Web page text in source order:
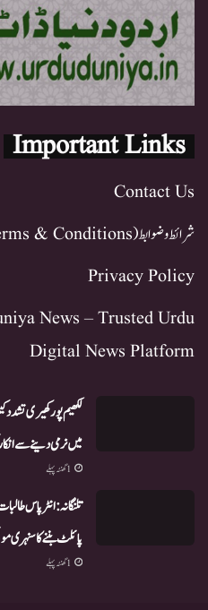
Important Links
Contact Us
شرائط و ضوابط (Terms & Conditions)
Privacy Policy
News – Trusted Urdu
Digital News Platform
لکھیم پور کھیری
میں نرمی دینے سے
1 گھنٹہ پہلے
پائلٹ بننے کا سنہری
1 گھنٹہ پہلے